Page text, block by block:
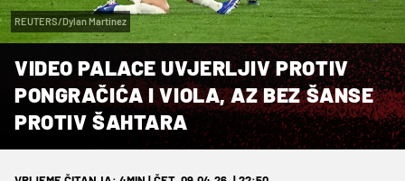
REUTERS/Dylan Martinez
VIDEO PALACE UVJERLJIV PROTIV
PONGRAČIĆA I VIOLA, AZ BEZ ŠANSE
PROTIV ŠAHTARA